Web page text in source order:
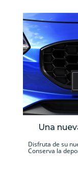
Una
Disfruta de su
Conserva la